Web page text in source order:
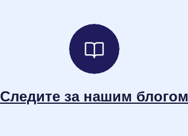
Следите за нашим блогом